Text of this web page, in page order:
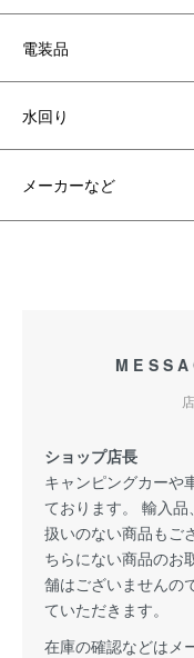
電装品
水回り
メーカーなど
ショップ店長
キャンピングカーや
ております。 輸入
扱いのない商品もご
ちらにない商品のお
舗はございませんの
ていただきます。
在庫の確認などはメ